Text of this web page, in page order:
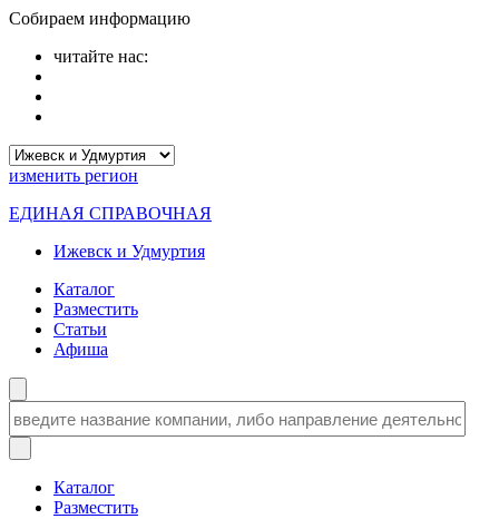
Собираем информацию
читайте нас:
изменить регион
ЕДИНАЯ СПРАВОЧНАЯ
Ижевск и Удмуртия
Каталог
Разместить
Статьи
Афиша
Каталог
Разместить